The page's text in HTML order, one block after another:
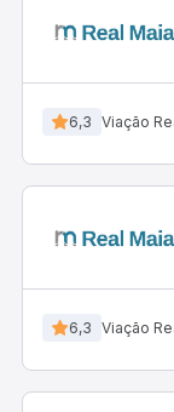
6,3 Viação
6,3 Viação